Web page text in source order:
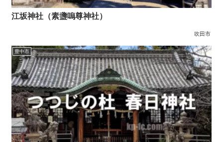
江坂神社（素盞嗚尊神社）
吹田市
豊中市